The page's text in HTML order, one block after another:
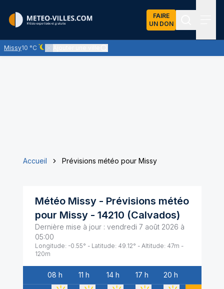
FAIRE
UN DON
Missy10 °C
Ciel dégagé - quasiment pas de nuages
Accueil Prévisions météo pour Missy
Météo Missy- Prévisions météo
pour Missy- 14210 (Calvados)
Dernière mise à jour : vendredi 7 août 2026 à
05:00
Longitude: -0.55° - Latitude: 49.12° - Altitude: 47m -
120m
Date
08 h 11 h 14 h 17 h 20 h